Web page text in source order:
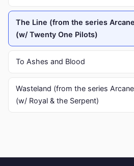
The Line (from the series
(w/ Twenty One Pilots)
To Ashes and Blood
Wasteland (from the series
(w/ Royal & the Serpent)